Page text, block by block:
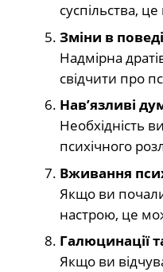
суспільства,
Зміни в
Надмірна
свідчити про
Нав’язливі
Необхідність
психічного
Вживання
Якщо ви
настрою, це
Галюцинації
Якщо ви